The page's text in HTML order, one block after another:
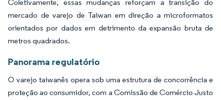
Coletivamente, essas mudanças reforçam a transição do
mercado de varejo de Taiwan em direção a microformatos
orientados por dados em detrimento da expansão bruta de
metros quadrados.
Panorama regulatório
O varejo taiwanês opera sob uma estrutura de concorrência e
proteção ao consumidor, com a Comissão de Comércio Justo